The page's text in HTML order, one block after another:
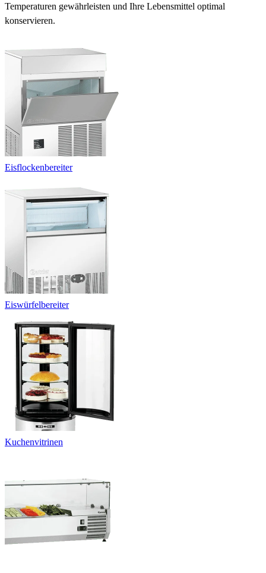
Temperaturen gewährleisten und Ihre Lebensmittel optimal
konservieren.
Eisflockenbereiter
Eiswürfelbereiter
Kuchenvitrinen